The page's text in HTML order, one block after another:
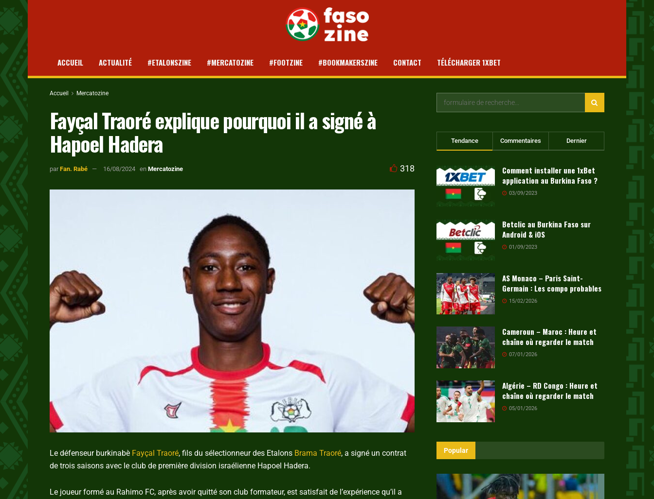
ACCUEIL ACTUALITÉ #ETALONSZINE #MERCATOZINE #FOOTZINE #BOOKMAKERSZINE CONTACT TÉLÉCHARGER 1XBET
Accueil Mercatozine
Fayçal Traoré explique pourquoi il a signé à
Hapoel Hadera
par Fan. Rabé 16/08/2024 en Mercatozine 318
Le défenseur burkinabè Fayçal Traoré, fils du sélectionneur des Etalons Brama Traoré, a signé un contrat
de trois saisons avec le club de première division israélienne Hapoel Hadera.
Le joueur formé au Rahimo FC, après avoir quitté son club formateur, est satisfait de l’expérience qu’il a
Tendance Commentaires Dernier
Comment installer une 1xBet
application au Burkina Faso ?
03/09/2023
Betclic au Burkina Faso sur
Android & iOS
01/09/2023
AS Monaco – Paris Saint-
Germain : Les compo probables
15/02/2026
Cameroun – Maroc : Heure et
chaîne où regarder le match
07/01/2026
Algérie – RD Congo : Heure et
chaîne où regarder le match
05/01/2026
Popular